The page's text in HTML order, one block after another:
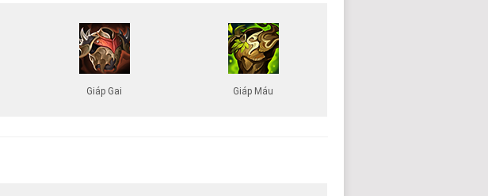
Giáp Gai Giáp Máu